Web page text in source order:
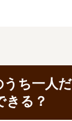
うち一人
きる？